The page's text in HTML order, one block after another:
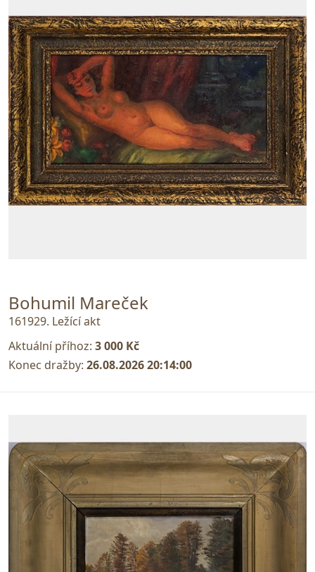
Bohumil Mareček
161929. Ležící akt
Aktuální příhoz: 3 000 Kč
Konec dražby: 26.08.2026 20:14:00